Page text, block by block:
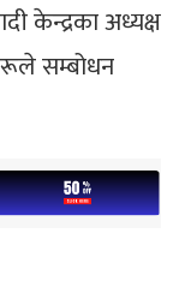
केन्द्रका अध्यक्ष
सम्बोधन